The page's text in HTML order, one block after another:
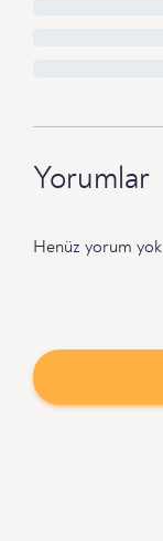
Yorumlar
Henüz yorum yok